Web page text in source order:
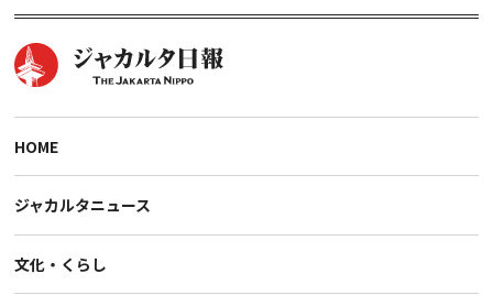
HOME
ジャカルタニュース
文化・くらし